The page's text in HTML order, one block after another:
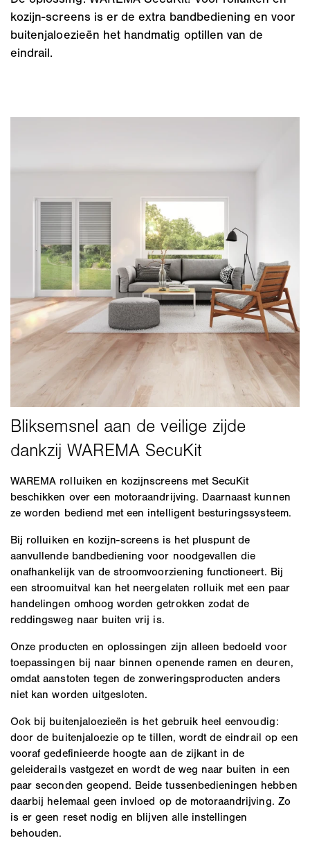
kozijn-screens is er de extra bandbediening en voor
buitenjaloezieën het handmatig optillen van de
eindrail.
WAREMA rolluiken en kozijnscreens met SecuKit
beschikken over een motoraandrijving. Daarnaast kunnen
ze worden bediend met een intelligent besturingssysteem.
Bij rolluiken en kozijn-screens is het pluspunt de
aanvullende bandbediening voor noodgevallen die
onafhankelijk van de stroomvoorziening functioneert. Bij
een stroomuitval kan het neergelaten rolluik met een paar
handelingen omhoog worden getrokken zodat de
reddingsweg naar buiten vrij is.
Onze producten en oplossingen zijn alleen bedoeld voor
toepassingen bij naar binnen openende ramen en deuren,
omdat aanstoten tegen de zonweringsproducten anders
niet kan worden uitgesloten.
Ook bij buitenjaloezieën is het gebruik heel eenvoudig:
door de buitenjaloezie op te tillen, wordt de eindrail op een
vooraf gedefinieerde hoogte aan de zijkant in de
geleiderails vastgezet en wordt de weg naar buiten in een
paar seconden geopend. Beide tussenbedieningen hebben
daarbij helemaal geen invloed op de motoraandrijving. Zo
is er geen reset nodig en blijven alle instellingen
behouden.